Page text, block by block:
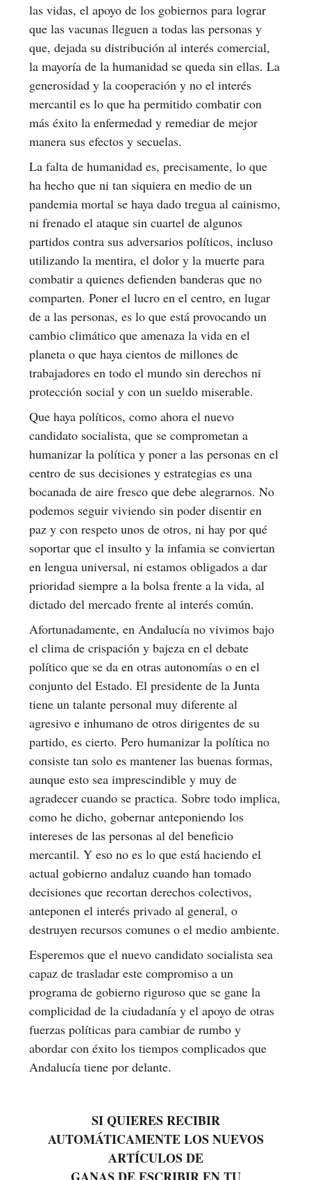
las vidas, el apoyo de los gobiernos para lograr
que las vacunas lleguen a todas las personas y
que, dejada su distribución al interés comercial,
la mayoría de la humanidad se queda sin ellas. La
generosidad y la cooperación y no el interés
mercantil es lo que ha permitido combatir con
más éxito la enfermedad y remediar de mejor
manera sus efectos y secuelas.
La falta de humanidad es, precisamente, lo que
ha hecho que ni tan siquiera en medio de un
pandemia mortal se haya dado tregua al cainismo,
ni frenado el ataque sin cuartel de algunos
partidos contra sus adversarios políticos, incluso
utilizando la mentira, el dolor y la muerte para
combatir a quienes defienden banderas que no
comparten. Poner el lucro en el centro, en lugar
de a las personas, es lo que está provocando un
cambio climático que amenaza la vida en el
planeta o que haya cientos de millones de
trabajadores en todo el mundo sin derechos ni
protección social y con un sueldo miserable.
Que haya políticos, como ahora el nuevo
candidato socialista, que se comprometan a
humanizar la política y poner a las personas en el
centro de sus decisiones y estrategias es una
bocanada de aire fresco que debe alegrarnos. No
podemos seguir viviendo sin poder disentir en
paz y con respeto unos de otros, ni hay por qué
soportar que el insulto y la infamia se conviertan
en lengua universal, ni estamos obligados a dar
prioridad siempre a la bolsa frente a la vida, al
dictado del mercado frente al interés común.
Afortunadamente, en Andalucía no vivimos bajo
el clima de crispación y bajeza en el debate
político que se da en otras autonomías o en el
conjunto del Estado. El presidente de la Junta
tiene un talante personal muy diferente al
agresivo e inhumano de otros dirigentes de su
partido, es cierto. Pero humanizar la política no
consiste tan solo es mantener las buenas formas,
aunque esto sea imprescindible y muy de
agradecer cuando se practica. Sobre todo implica,
como he dicho, gobernar anteponiendo los
intereses de las personas al del beneficio
mercantil. Y eso no es lo que está haciendo el
actual gobierno andaluz cuando han tomado
decisiones que recortan derechos colectivos,
anteponen el interés privado al general, o
destruyen recursos comunes o el medio ambiente.
Esperemos que el nuevo candidato socialista sea
capaz de trasladar este compromiso a un
programa de gobierno riguroso que se gane la
complicidad de la ciudadanía y el apoyo de otras
fuerzas políticas para cambiar de rumbo y
abordar con éxito los tiempos complicados que
Andalucía tiene por delante.
SI QUIERES RECIBIR
AUTOMÁTICAMENTE LOS NUEVOS
ARTÍCULOS DE
GANAS DE ESCRIBIR EN TU